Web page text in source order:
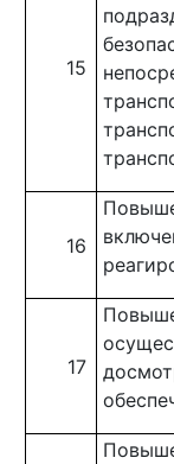
15
16
17